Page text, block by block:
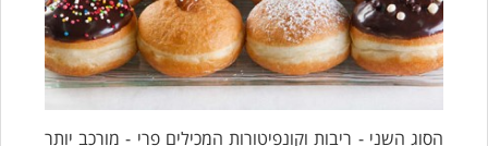
הסוג השני - ריבות וקונפיטורות המכילים פרי - מורכב יותר